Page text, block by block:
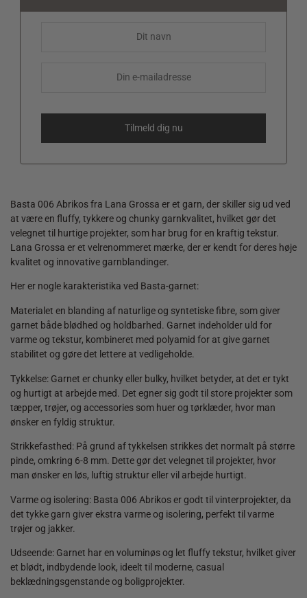
Basta 006 Abrikos fra Lana Grossa er et garn, der skiller sig ud ved
at være en fluffy, tykkere og chunky garnkvalitet, hvilket gør det
velegnet til hurtige projekter, som har brug for en kraftig tekstur.
Lana Grossa er et velrenommeret mærke, der er kendt for deres høje
kvalitet og innovative garnblandinger.
Her er nogle karakteristika ved Basta-garnet:
Materialet en blanding af naturlige og syntetiske fibre, som giver
garnet både blødhed og holdbarhed. Garnet indeholder uld for
varme og tekstur, kombineret med polyamid for at give garnet
stabilitet og gøre det lettere at vedligeholde.
Tykkelse: Garnet er chunky eller bulky, hvilket betyder, at det er tykt
og hurtigt at arbejde med. Det egner sig godt til store projekter som
tæpper, trøjer, og accessories som huer og tørklæder, hvor man
ønsker en fyldig struktur.
Strikkefasthed: På grund af tykkelsen strikkes det normalt på større
pinde, omkring 6-8 mm. Dette gør det velegnet til projekter, hvor
man ønsker en løs, luftig struktur eller vil arbejde hurtigt.
Varme og isolering: Basta 006 Abrikos er godt til vinterprojekter, da
det tykke garn giver ekstra varme og isolering, perfekt til varme
trøjer og jakker.
Udseende: Garnet har en voluminøs og let fluffy tekstur, hvilket giver
et blødt, indbydende look, ideelt til moderne, casual
beklædningsgenstande og boligprojekter.